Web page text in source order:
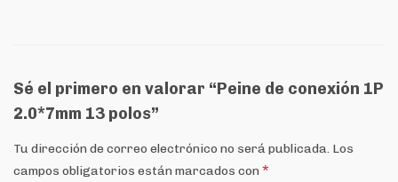
Sé el primero en valorar “Peine de conexión 1P
2.0*7mm 13 polos”
Tu dirección de correo electrónico no será publicada. Los
campos obligatorios están marcados con *